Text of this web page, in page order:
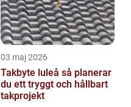
03 maj 2026
Takbyte luleå så planerar
du ett tryggt och hållbart
takprojekt